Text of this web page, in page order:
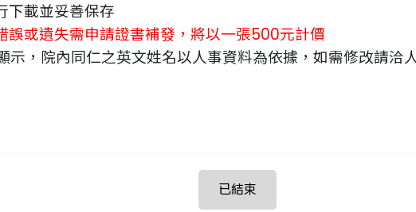
下載並妥善保存
誤或遺失需申請證書補發，將以一張500元計價
示，院內同仁之英文姓名以人事資料為依據，如需修改請洽
已結束